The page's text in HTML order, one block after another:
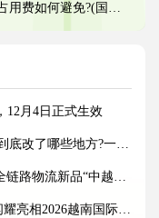
国际海运干货知识分享)
12月4日正式生效
了哪些地方?一文讲清!
“中越美专线”强势出圈！
相2026越南国际物流展